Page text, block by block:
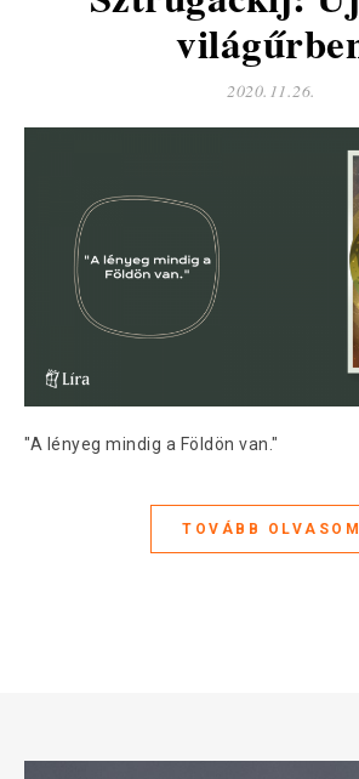
2020.11.26.
"A lényeg mindig a Földön van."
TOVÁBB OLVASOM